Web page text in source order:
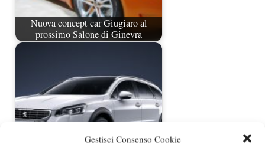
Gestisci Consenso Cookie
Nuova concept car Giugiaro al
prossimo Salone di Ginevra